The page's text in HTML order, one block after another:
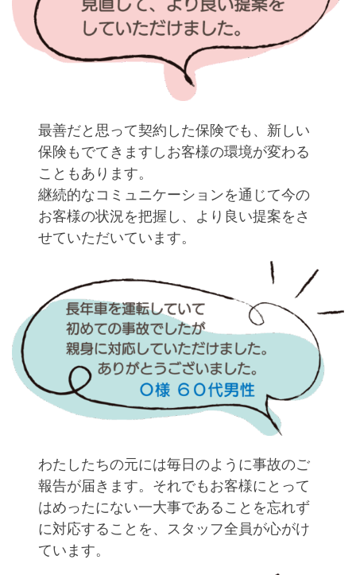
最善だと思って契約した保険でも、新しい
保険もでてきますしお客様の環境が変わる
こともあります。
継続的なコミュニケーションを通じて今の
お客様の状況を把握し、より良い提案をさ
せていただいています。
わたしたちの元には毎日のように事故のご
報告が届きます。それでもお客様にとって
はめったにない一大事であることを忘れず
に対応することを、スタッフ全員が心がけ
ています。